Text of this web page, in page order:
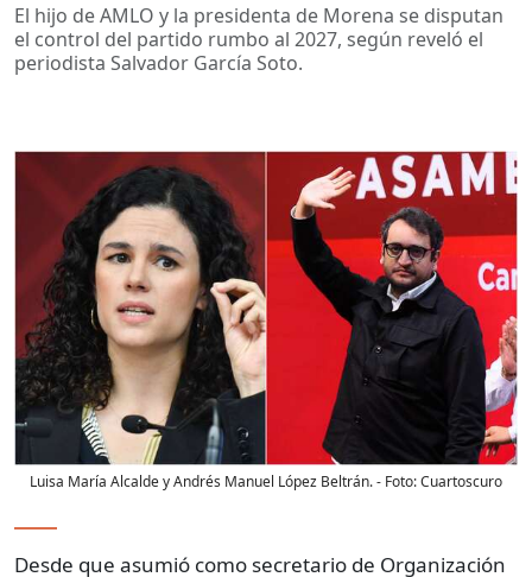
El hijo de AMLO y la presidenta de Morena se disputan
el control del partido rumbo al 2027, según reveló el
periodista Salvador García Soto.
Luisa María Alcalde y Andrés Manuel López Beltrán.- Foto:Cuartoscuro
Desde que asumió como secretario de Organización